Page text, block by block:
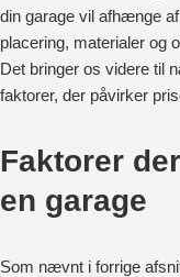
din garage vil afhænge
placering, materialer og
Det bringer os videre til
faktorer, der påvirker
Faktorer
en garage
Som nævnt i forrige